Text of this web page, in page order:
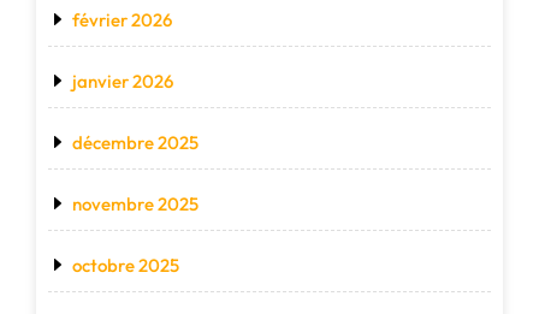
février 2026
janvier 2026
décembre 2025
novembre 2025
octobre 2025